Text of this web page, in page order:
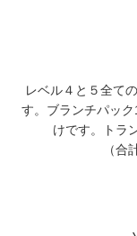
レベル４と５全て
す。ブランチパッ
けです。トラ
（合